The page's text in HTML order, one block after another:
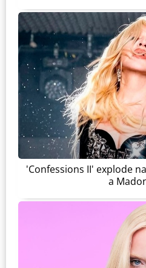
'Confessions II' explode
a